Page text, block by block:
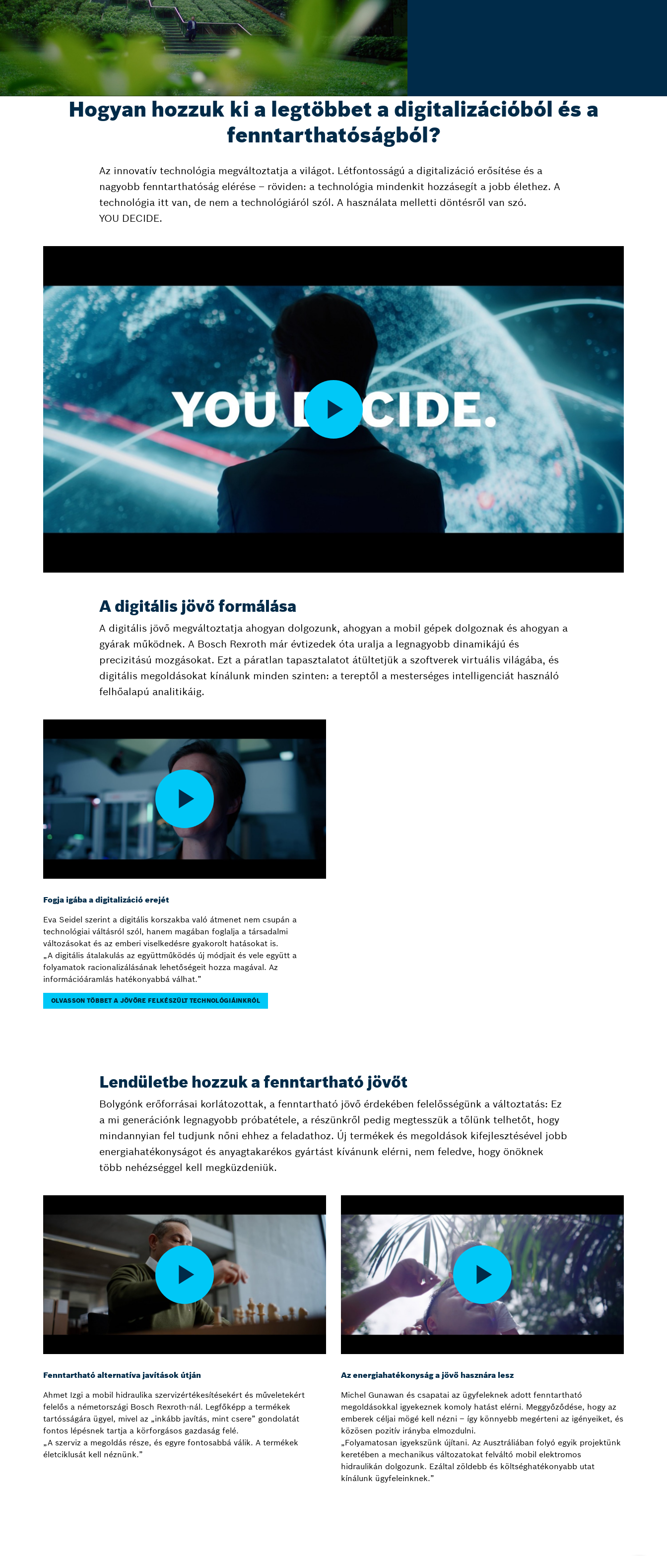
Hogyan hozzuk ki a legtöbbet a digitalizációból és a
fenntarthatóságból?
Az innovatív technológia megváltoztatja a világot. Létfontosságú a digitalizáció erősítése és a
nagyobb fenntarthatóság elérése – röviden: a technológia mindenkit hozzásegít a jobb élethez. A
technológia itt van, de nem a technológiáról szól. A használata melletti döntésről van szó.
YOU DECIDE.
A digitális jövő formálása
A digitális jövő megváltoztatja ahogyan dolgozunk, ahogyan a mobil gépek dolgoznak és ahogyan a
gyárak működnek. A Bosch Rexroth már évtizedek óta uralja a legnagyobb dinamikájú és
precizitású mozgásokat. Ezt a páratlan tapasztalatot átültetjük a szoftverek virtuális világába, és
digitális megoldásokat kínálunk minden szinten: a tereptől a mesterséges intelligenciát használó
felhőalapú analitikáig.
Fogja igába a digitalizáció erejét
Eva Seidel szerint a digitális korszakba való átmenet nem csupán a
technológiai váltásról szól, hanem magában foglalja a társadalmi
változásokat és az emberi viselkedésre gyakorolt hatásokat is.
„A digitális átalakulás az együttműködés új módjait és vele együtt a
folyamatok racionalizálásának lehetőségeit hozza magával. Az
információáramlás hatékonyabbá válhat.”
OLVASSON TÖBBET A JÖVŐRE FELKÉSZÜLT TECHNOLÓGIÁINKRÓL
Lendületbe hozzuk a fenntartható jövőt
Bolygónk erőforrásai korlátozottak, a fenntartható jövő érdekében felelősségünk a változtatás: Ez
a mi generációnk legnagyobb próbatétele, a részünkről pedig megtesszük a tőlünk telhetőt, hogy
mindannyian fel tudjunk nőni ehhez a feladathoz. Új termékek és megoldások kifejlesztésével jobb
energiahatékonyságot és anyagtakarékos gyártást kívánunk elérni, nem feledve, hogy önöknek
több nehézséggel kell megküzdeniük.
Fenntartható alternatíva javítások útján
Ahmet Izgi a mobil hidraulika szervizértékesítésekért és műveletekért
felelős a németországi Bosch Rexroth-nál. Legfőképp a termékek
tartósságára ügyel, mivel az „inkább javítás, mint csere” gondolatát
fontos lépésnek tartja a körforgásos gazdaság felé.
„A szerviz a megoldás része, és egyre fontosabbá válik. A termékek
életciklusát kell néznünk.”
Az energiahatékonyság a jövő hasznára lesz
Michel Gunawan és csapatai az ügyfeleknek adott fenntartható
megoldásokkal igyekeznek komoly hatást elérni. Meggyőződése, hogy az
emberek céljai mögé kell nézni – így könnyebb megérteni az igényeiket, és
közösen pozitív irányba elmozdulni.
„Folyamatosan igyekszünk újítani. Az Ausztráliában folyó egyik projektünk
keretében a mechanikus változatokat felváltó mobil elektromos
hidraulikán dolgozunk. Ezáltal zöldebb és költséghatékonyabb utat
kínálunk ügyfeleinknek.”